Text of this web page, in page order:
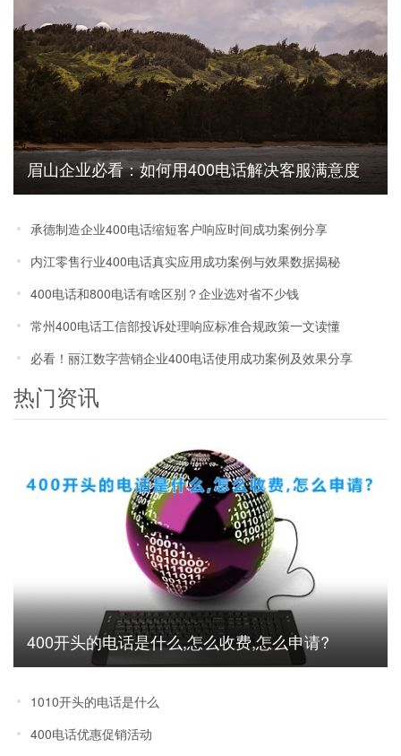
眉山企业必看：如何用400电话解决客服满意度
低的难题
承德制造企业400电话缩短客户响应时间成功案例分享
内江零售行业400电话真实应用成功案例与效果数据揭秘
400电话和800电话有啥区别？企业选对省不少钱
常州400电话工信部投诉处理响应标准合规政策一文读懂
必看！丽江数字营销企业400电话使用成功案例及效果分享
热门资讯
400开头的电话是什么,怎么收费,怎么申请?
1010开头的电话是什么
400电话优惠促销活动